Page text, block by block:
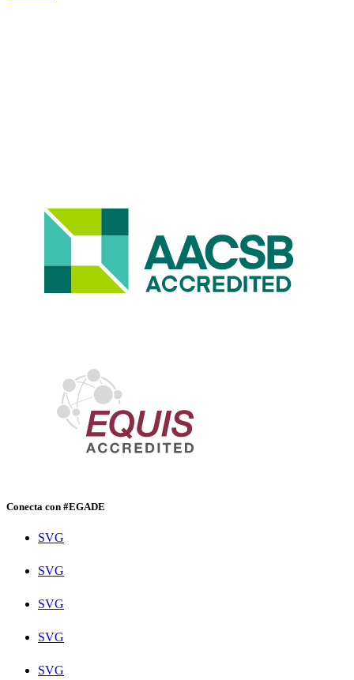
Conecta con #EGADE
SVG
SVG
SVG
SVG
SVG